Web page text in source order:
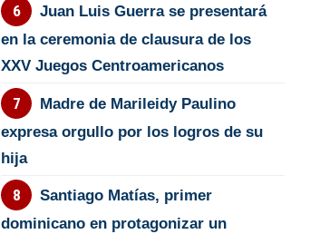
Juan Luis Guerra se presentará
en la ceremonia de clausura de los
XXV Juegos Centroamericanos
Madre de Marileidy Paulino
expresa orgullo por los logros de su
hija
Santiago Matías, primer
dominicano en protagonizar un